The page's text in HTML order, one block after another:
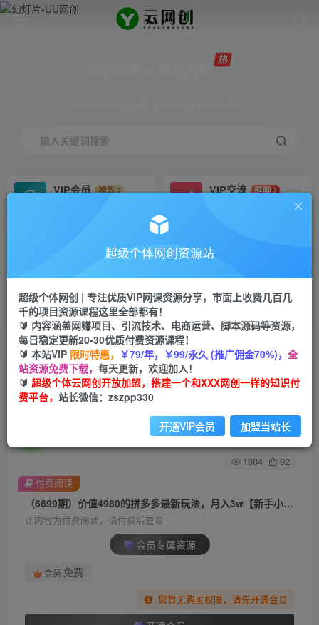
输入关键词搜索
VIP会员
抢先
VIP交流
群聊
研究探讨更多创业项目路子。
会员专属推广链接
招募站长
挂机
项目
脚本卡密
APP下载
GO
首页 创业课程 会员专属 正文
（6699期）价值4980的拼多多最新玩法，月入
3w【新手小白必备项目】
关注 私信
1884 92
（6699期）价值4980的拼多多最新玩法，月入3w【新手小白必备项目】
此内容为付费阅读，请付费后查看
会员专属资源
会员 免费
您暂无购买权限，请先开通会员
付费阅读
超级个体网创资源站
超级个体网创 | 专注优质VIP网课资源分享，市面上收费几百几
千的项目资源课程这里全部都有！
🔰 内容涵盖网赚项目、引流技术、电商运营、脚本源码等资源，
每日稳定更新20-30优质付费资源课程！
🔰 本站VIP 限时特惠， ￥79/年，￥99/永久 (推广佣金70%)， 全
站资源免费下载， 每天更新，欢迎加入！
🔰 超级个体云网创开放加盟，搭建一个和XXX网创一样的知识付
费平台， 站长微信：zszpp330
开通VIP会员 加盟当站长